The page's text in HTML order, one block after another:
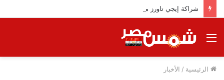
شراكة إيجي تاورز مع بلدينا.. قيمة مضافة تعزز نجاح المشروعات
القائمة
الرئيسية / الأخبار